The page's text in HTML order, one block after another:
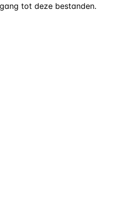
tot deze bestanden.